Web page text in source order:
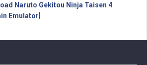
Naruto Gekitou Ninja Taisen 4
Emulator]